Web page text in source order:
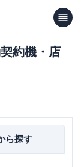
約機・店
ら探す